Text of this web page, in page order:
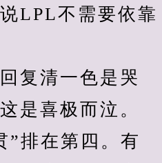
LPL不需要依靠
清一色是哭
是喜极而泣。
在第四。有